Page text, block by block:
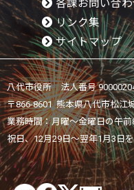
各課お問い合
リンク集
サイトマップ
八代市役所 法人番号
〒866-8601 熊本県八代市松江
業務時間：月曜～金曜日の午
祝日、12月29日～翌年1月3日